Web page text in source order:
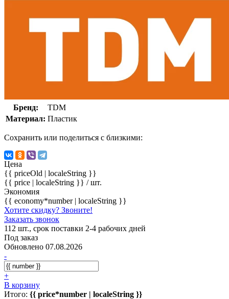
Бренд:
TDM
Материал: Пластик
Сохранить или поделиться с близкими:
Цена
{{ priceOld | localeString }}
{{ price | localeString }} / шт.
Экономия
{{ economy*number | localeString }}
Хотите скидку? Звоните!
Заказать звонок
112 шт., срок поставки 2-4 рабочих дней
Под заказ
Обновлено 07.08.2026
-
+
В корзину
Итого: {{ price*number | localeString }}